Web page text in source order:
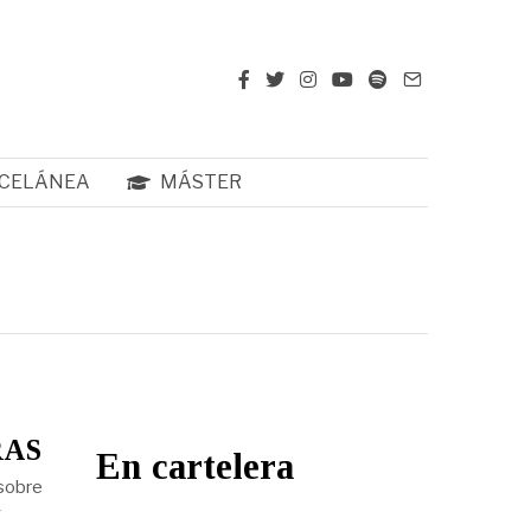
MÁSTER
En cartelera